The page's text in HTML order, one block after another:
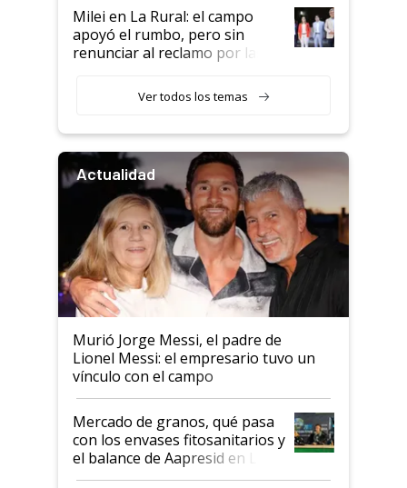
Milei en La Rural: el campo
apoyó el rumbo, pero sin
renunciar al reclamo por las
Ver todos los temas
Actualidad
Murió Jorge Messi, el padre de
Lionel Messi: el empresario tuvo un
vínculo con el campo
Mercado de granos, qué pasa
con los envases fitosanitarios y
el balance de Aapresid en La
Posta